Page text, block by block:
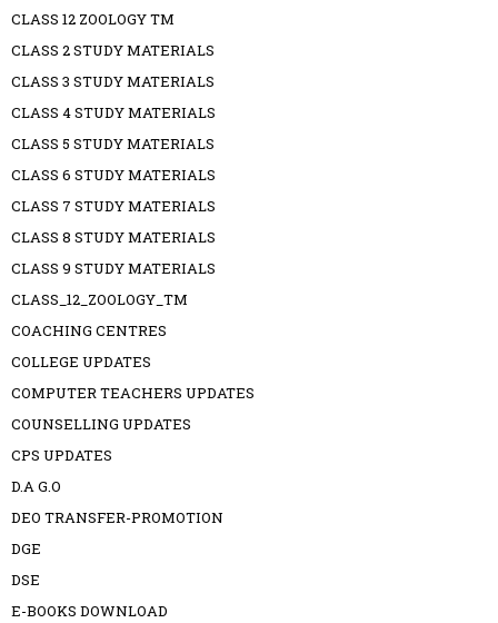
CLASS 12 ZOOLOGY TM
CLASS 2 STUDY MATERIALS
CLASS 3 STUDY MATERIALS
CLASS 4 STUDY MATERIALS
CLASS 5 STUDY MATERIALS
CLASS 6 STUDY MATERIALS
CLASS 7 STUDY MATERIALS
CLASS 8 STUDY MATERIALS
CLASS 9 STUDY MATERIALS
CLASS_12_ZOOLOGY_TM
COACHING CENTRES
COLLEGE UPDATES
COMPUTER TEACHERS UPDATES
COUNSELLING UPDATES
CPS UPDATES
D.A G.O
DEO TRANSFER-PROMOTION
DGE
DSE
E-BOOKS DOWNLOAD